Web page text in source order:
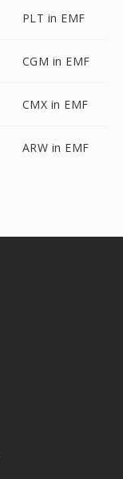
PLT in EMF
CGM in EMF
CMX in EMF
ARW in EMF